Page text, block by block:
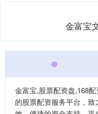
金富宝
金富宝,股票配资盘,168
的股票配资服务平台，